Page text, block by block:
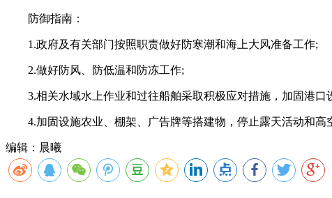
防御指南：
1.政府及有关部门按照职责做好防寒潮和海上大风准备工作;
2.做好防风、防低温和防冻工作;
3.相关水域水上作业和过往船舶采取积极应对措施，加固港口
4.加固设施农业、棚架、广告牌等搭建物，停止露天活动和高
编辑：晨曦